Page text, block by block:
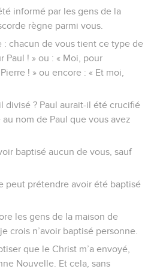
informé par les gens de la
règne parmi vous.
chacun de vous tient ce type de
Paul ! » ou : « Moi, pour
! » ou encore : « Et moi,
divisé ? Paul aurait-il été crucifié
nom de Paul que vous avez
baptisé aucun de vous, sauf
peut prétendre avoir été baptisé
les gens de la maison de
crois n’avoir baptisé personne.
que le Christ m’a envoyé,
Nouvelle. Et cela, sans